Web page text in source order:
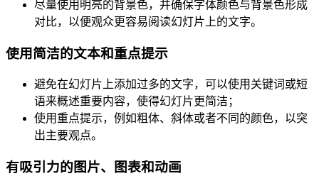
尽量使用明亮的背景色，并确保字体颜色与背景色形成
对比，以便观众更容易阅读幻灯片上的文字。
使用简洁的文本和重点提示
避免在幻灯片上添加过多的文字，可以使用关键词或短
语来概述重要内容，使得幻灯片更简洁；
使用重点提示，例如粗体、斜体或者不同的颜色，以突
出主要观点。
有吸引力的图片、图表和动画